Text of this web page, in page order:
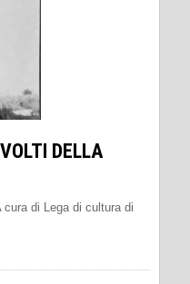
DELLA
cura di Lega di cultura di